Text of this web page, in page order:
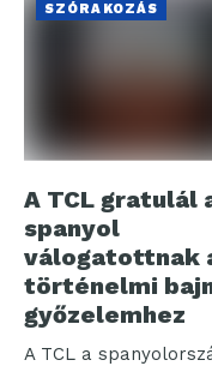
SZÓRAKOZÁS
A TCL gratulál
spanyol
válogatottnak
történelmi
győzelemhez
A TCL a